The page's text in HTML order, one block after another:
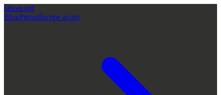
aihost.md
BlogPrețuriÎncepe acum